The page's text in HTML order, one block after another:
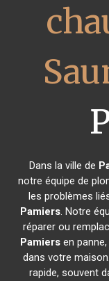
Dans la ville de
notre équipe de
les problèmes
Pamiers. Notre
réparer ou
Pamiersen
dans votre
rapide, souvent